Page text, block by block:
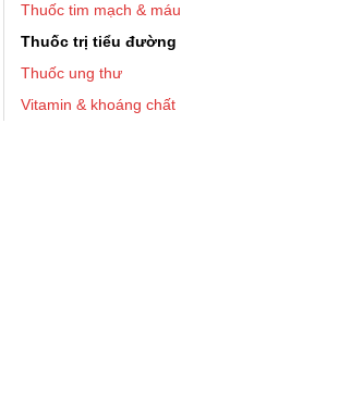
Thuốc tim mạch & máu
Thuốc trị tiểu đường
Thuốc ung thư
Vitamin & khoáng chất